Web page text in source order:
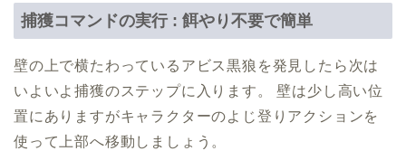
捕獲コマンドの実行 : 餌やり不要で簡単
壁の上で横たわっているアビス黒狼を発見したら次は
いよいよ捕獲のステップに入ります。 壁は少し高い位
置にありますがキャラクターのよじ登りアクションを
使って上部へ移動しましょう。